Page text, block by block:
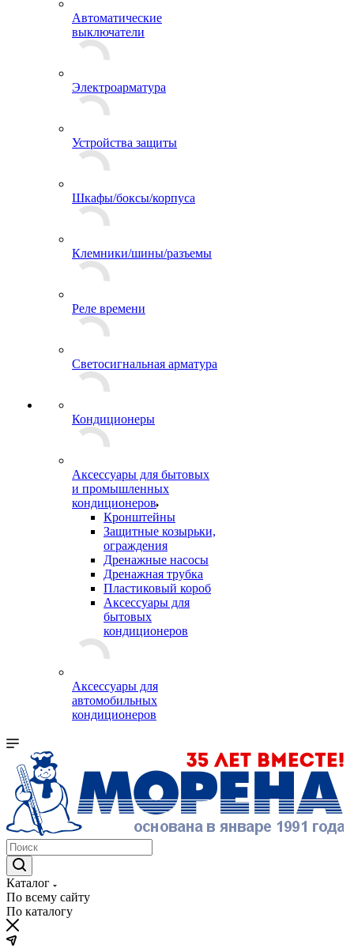
Автоматические
выключатели
Электроарматура
Устройства защиты
Шкафы/боксы/корпуса
Клемники/шины/разъемы
Реле времени
Светосигнальная арматура
Кондиционеры
Аксессуары для бытовых
и промышленных
кондиционеров
Кронштейны
Защитные козырьки,
ограждения
Дренажные насосы
Дренажная трубка
Пластиковый короб
Аксессуары для
бытовых
кондиционеров
Аксессуары для
автомобильных
кондиционеров
Каталог
По всему сайту
По каталогу